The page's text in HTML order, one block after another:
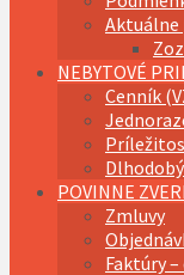
Aktuálne
NEBYTOVÉ
Cenník
POVINNE
Zmluvy
Faktúry